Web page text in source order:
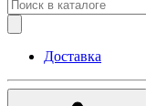
Доставка